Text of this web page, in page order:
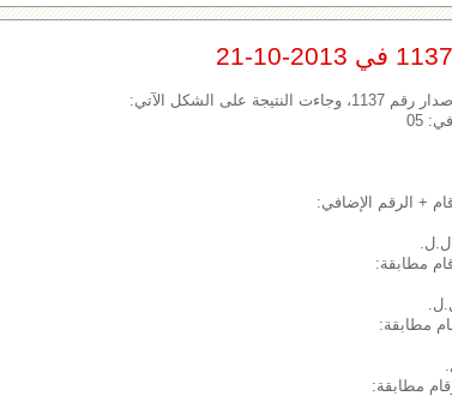
1137، وجاءت النتيجة على الشكل الآتي:
+ الرقم الإضافي:
مطابقة:
مطابقة:
مطابقة: